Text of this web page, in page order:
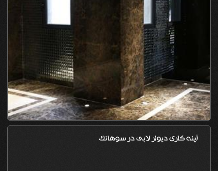
آینه کاری دیوار لابی در سوهانک